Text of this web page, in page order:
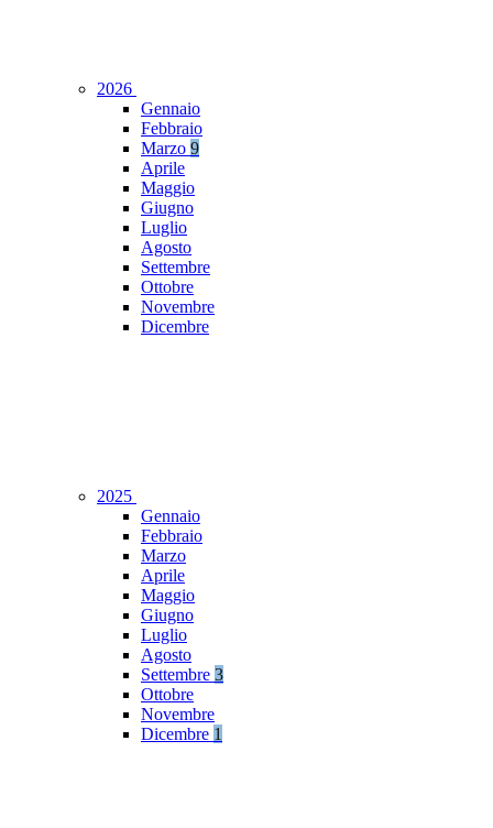
2026
Gennaio
Febbraio
Marzo 9
Aprile
Maggio
Giugno
Luglio
Agosto
Settembre
Ottobre
Novembre
Dicembre
2025
Gennaio
Febbraio
Marzo
Aprile
Maggio
Giugno
Luglio
Agosto
Settembre 3
Ottobre
Novembre
Dicembre 1